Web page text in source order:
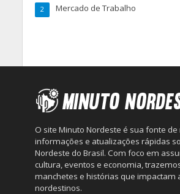
Mercado de Trabalho
2
O site Minuto Nordeste é sua fonte de
informações e atualizações rápidas
Nordeste do Brasil. Com foco em
cultura, eventos e economia,
manchetes e histórias que impactam
nordestinos.